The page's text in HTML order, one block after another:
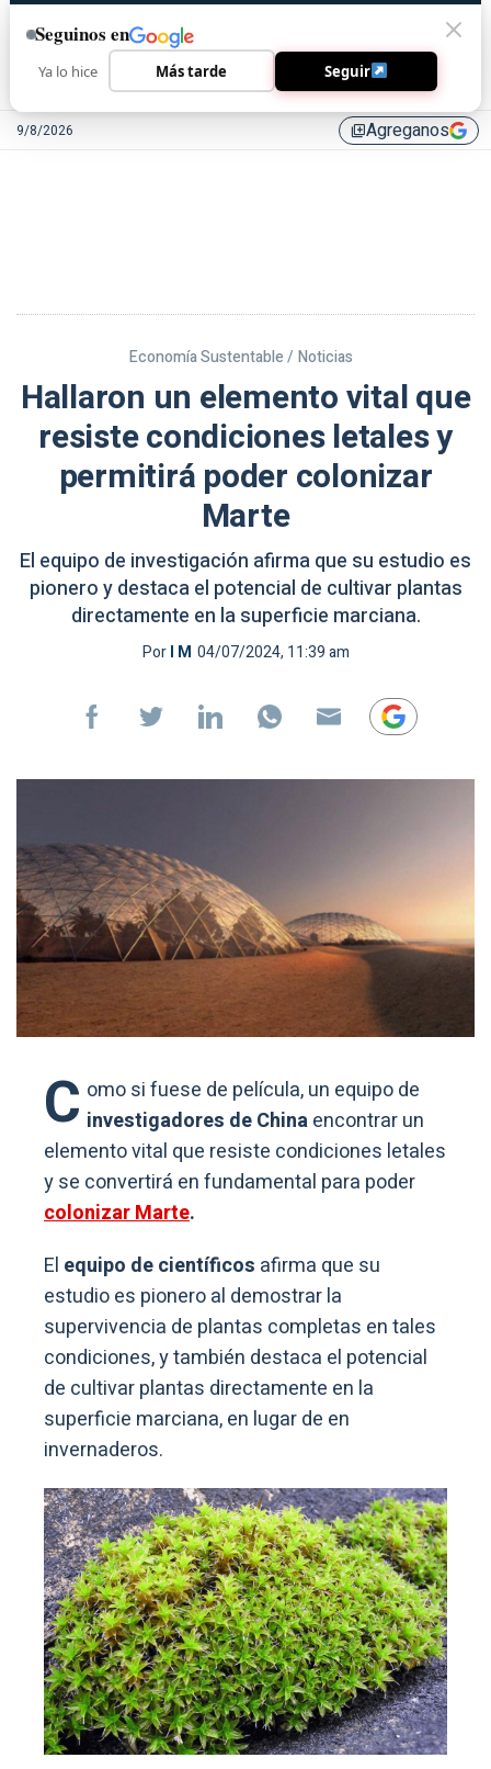
9/8/2026 library_addAgreganos
Economía Sustentable / Noticias
Hallaron un elemento vital que
resiste condiciones letales y
permitirá poder colonizar
Marte
El equipo de investigación afirma que su estudio es
pionero y destaca el potencial de cultivar plantas
directamente en la superficie marciana.
PorI M 04/07/2024, 11:39 am
C omo si fuese de película, un equipo de
investigadores de Chinaencontrar un
elemento vital que resiste condiciones letales
y se convertirá en fundamental para poder
colonizar Marte.
El equipo de científicos afirma que su
estudio es pionero al demostrar la
supervivencia de plantas completas en tales
condiciones, y también destaca el potencial
de cultivar plantas directamente en la
superficie marciana, en lugar de en
invernaderos.
Seguinos en
Ya lo hice Más tarde Seguir